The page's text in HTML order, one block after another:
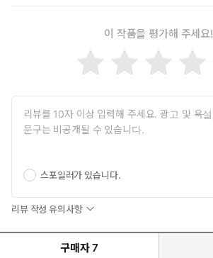
이 작품을 평가해 주세요!
스포일러가 있습니다.
리뷰 작성 유의사항
구매자 7